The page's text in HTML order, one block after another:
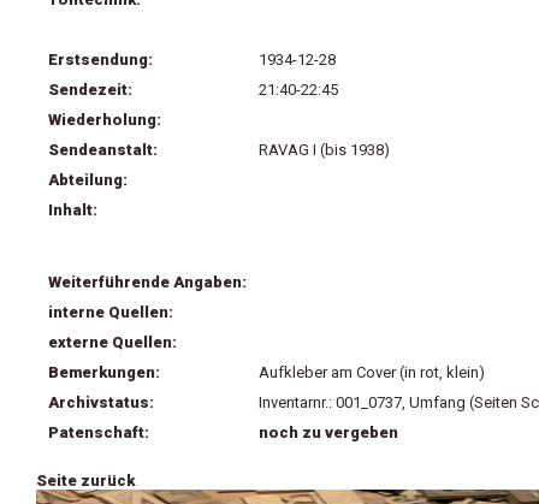
Erstsendung:
1934-12-28
Sendezeit:
21:40-22:45
Wiederholung:
Sendeanstalt:
RAVAG I (bis 1938)
Abteilung:
Inhalt:
Weiterführende Angaben:
interne Quellen:
externe Quellen:
Bemerkungen:
Aufkleber am Cover (in rot, klein)
Archivstatus:
Inventarnr.: 001_0737, Umfang (Seiten
Patenschaft:
noch zu vergeben
Seite zurück